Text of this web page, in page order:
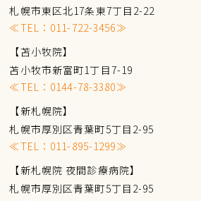
札幌市東区北17条東7丁目2-22
≪TEL： 011-722-3456≫
【苫小牧院】
苫小牧市新富町1丁目7-19
≪TEL： 0144-78-3380≫
【新札幌院】
札幌市厚別区青葉町5丁目2-95
≪TEL： 011-895-1299≫
【新札幌院 夜間診療病院】
札幌市厚別区青葉町5丁目2-95